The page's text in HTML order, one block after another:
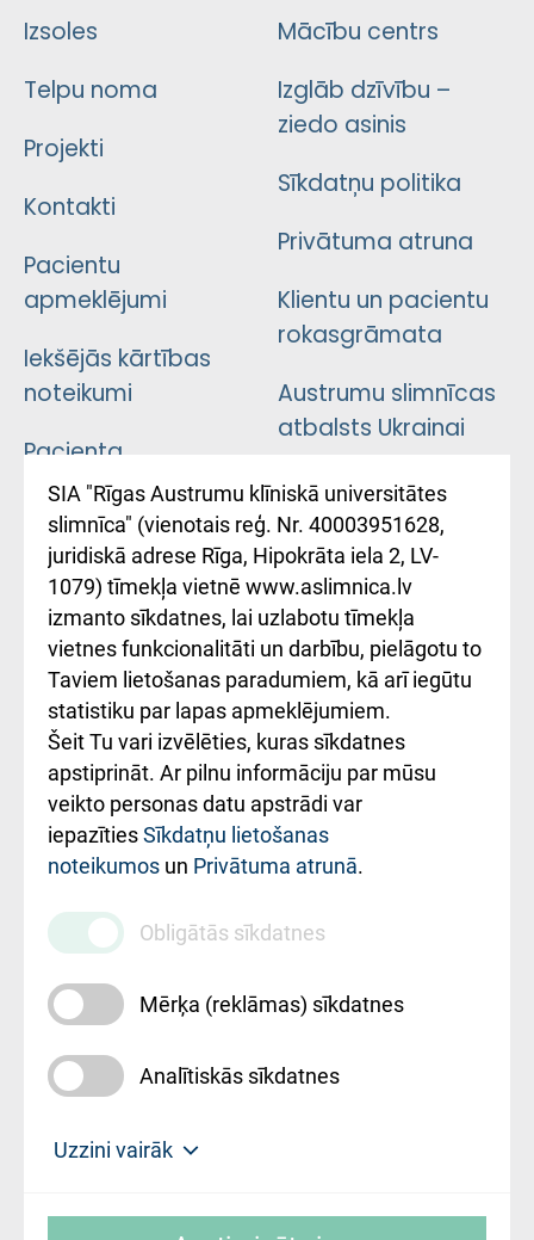
Izsoles
Telpu noma
Projekti
Kontakti
Pacientu
apmeklējumi
Iekšējās kārtības
noteikumi
Pacienta
atsauksmju/sūdzību
iesniegšanas
kārtība
Kā pie mums nokļūt
Rēķinu apmaksas
ceļvedis
Rekvizīti un
ārstniecības
iestādes kods
010000234
Maksas
pakalpojumu
cenrādis
Mācību centrs
Izglāb dzīvību –
ziedo asinis
Sīkdatņu politika
Privātuma atruna
Klientu un pacientu
rokasgrāmata
Austrumu slimnīcas
atbalsts Ukrainai
Підтримка Східної
лікарні та співпраця з
Україною
SIA "Rīgas Austrumu klīniskā universitātes
slimnīca" (vienotais reģ. Nr. 40003951628,
juridiskā adrese Rīga, Hipokrāta iela 2, LV-
1079) tīmekļa vietnē www.aslimnica.lv
izmanto sīkdatnes, lai uzlabotu tīmekļa
vietnes funkcionalitāti un darbību, pielāgotu to
Taviem lietošanas paradumiem, kā arī iegūtu
statistiku par lapas apmeklējumiem.
Šeit Tu vari izvēlēties, kuras sīkdatnes
apstiprināt. Ar pilnu informāciju par mūsu
veikto personas datu apstrādi var
iepazītiesSīkdatņu lietošanas
noteikumos un Privātuma atrunā.
Obligātās sīkdatnes
Mērķa (reklāmas) sīkdatnes
Analītiskās sīkdatnes
Uzzini vairāk